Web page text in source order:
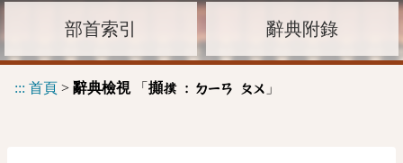
部首索引 辭典附錄
::: 首頁 > 辭典檢視「 攧撲 : ㄉㄧㄢ ㄆㄨ 」